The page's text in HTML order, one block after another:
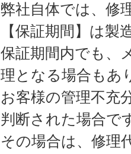
弊社自体では、修
【保証期間】は
保証期間内でも、
理となる場合もあ
お客様の管理不充
判断された場合で
その場合は、修理